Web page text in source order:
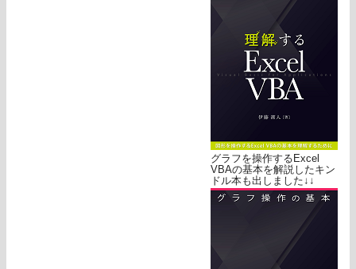
グラフを操作するExcel
VBAの基本を解説したキン
ドル本も出しました↓↓